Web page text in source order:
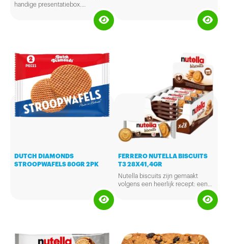
handige presentatiebox.
Ambachtelijk bereid met onder
DUTCH DIAMONDS
STROOPWAFELS 80GR 2PK
FERRERO NUTELLA BISCUITS
T3 28X41,4GR
Nutella biscuits zijn gemaakt
volgens een heerlijk recept: een
goudgebakken en knapperige
biscuit, met een smeuig hart met